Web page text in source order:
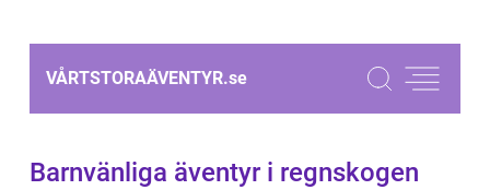
VÅRTSTORAÄVENTYR.se
Barnvänliga äventyr i regnskogen